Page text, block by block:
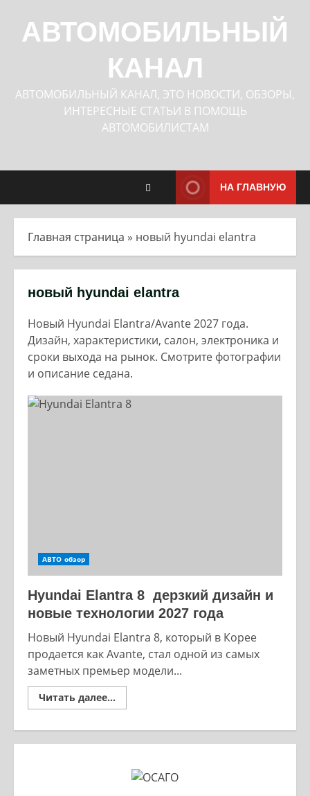
содержимому
АВТОМОБИЛЬНЫЙ
КАНАЛ
АВТОМОБИЛЬНЫЙ КАНАЛ, ЭТО НОВОСТИ, ОБЗОРЫ,
ИНТЕРЕСНЫЕ СТАТЬИ В ПОМОЩЬ
АВТОМОБИЛИСТАМ
НА ГЛАВНУЮ
Главная страница » новый hyundai elantra
новый hyundai elantra
Новый Hyundai Elantra/Avante 2027 года.
Дизайн, характеристики, салон, электроника и
сроки выхода на рынок. Смотрите фотографии
и описание седана.
АВТО обзор
Hyundai Elantra 8 дерзкий дизайн и
новые технологии 2027 года
Новый Hyundai Elantra 8, который в Корее
продается как Avante, стал одной из самых
заметных премьер модели...
Читать далее...
more
8
новые